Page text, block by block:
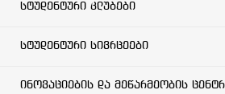
სტუდენტური კლუბები
სტუდენტური სივრცეები
ინოვაციების და მეწარმეობის